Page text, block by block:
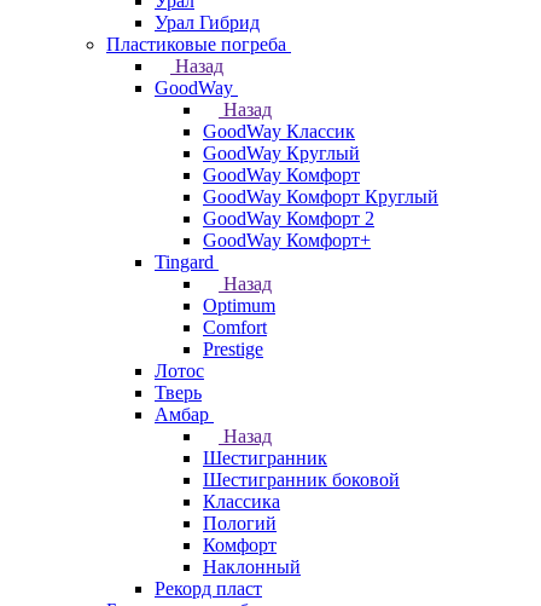
Урал Гибрид
Пластиковые погреба
Назад
GoodWay
Назад
GoodWay Классик
GoodWay Круглый
GoodWay Комфорт
GoodWay Комфорт Круглый
GoodWay Комфорт 2
GoodWay Комфорт+
Tingard
Назад
Optimum
Comfort
Prestige
Лотос
Тверь
Амбар
Назад
Шестигранник
Шестигранник боковой
Классика
Пологий
Комфорт
Наклонный
Рекорд пласт